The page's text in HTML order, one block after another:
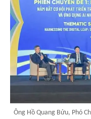
Ông Hồ Quang Bửu, Phó